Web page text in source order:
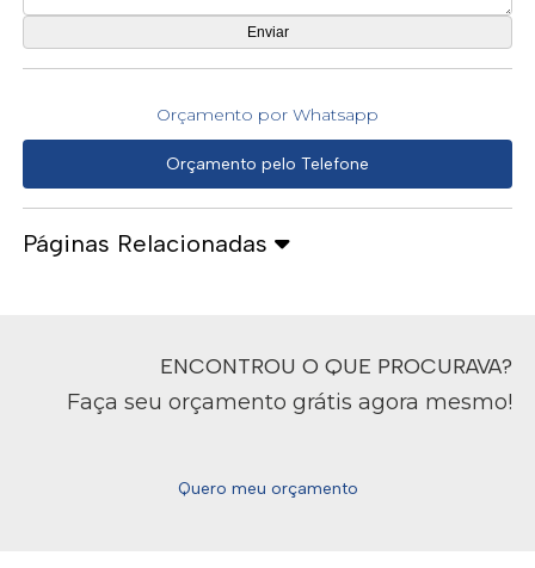
Orçamento por Whatsapp
Orçamento pelo Telefone
Páginas Relacionadas
ENCONTROU O QUE PROCURAVA?
Faça seu orçamento grátis agora mesmo!
Quero meu orçamento